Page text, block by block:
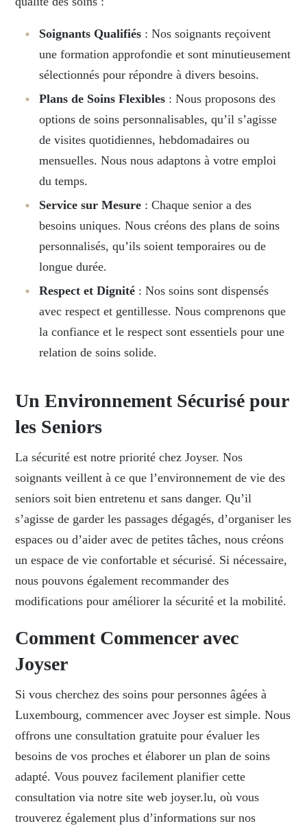
Soignants Qualifiés : Nos soignants reçoivent
une formation approfondie et sont minutieusement
sélectionnés pour répondre à divers besoins.
Plans de Soins Flexibles : Nous proposons des
options de soins personnalisables, qu’il s’agisse
de visites quotidiennes, hebdomadaires ou
mensuelles. Nous nous adaptons à votre emploi
du temps.
Service sur Mesure : Chaque senior a des
besoins uniques. Nous créons des plans de soins
personnalisés, qu’ils soient temporaires ou de
longue durée.
Respect et Dignité : Nos soins sont dispensés
avec respect et gentillesse. Nous comprenons que
la confiance et le respect sont essentiels pour une
relation de soins solide.
Un Environnement Sécurisé pour
les Seniors
La sécurité est notre priorité chez Joyser. Nos
soignants veillent à ce que l’environnement de vie des
seniors soit bien entretenu et sans danger. Qu’il
s’agisse de garder les passages dégagés, d’organiser les
espaces ou d’aider avec de petites tâches, nous créons
un espace de vie confortable et sécurisé. Si nécessaire,
nous pouvons également recommander des
modifications pour améliorer la sécurité et la mobilité.
Comment Commencer avec
Joyser
Si vous cherchez des soins pour personnes âgées à
Luxembourg, commencer avec Joyser est simple. Nous
offrons une consultation gratuite pour évaluer les
besoins de vos proches et élaborer un plan de soins
adapté. Vous pouvez facilement planifier cette
consultation via notre site web joyser.lu, où vous
trouverez également plus d’informations sur nos